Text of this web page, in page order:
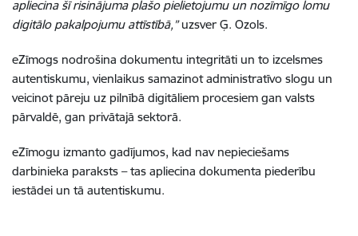
apliecina šī risinājuma plašo pielietojumu un nozīmīgo lomu
digitālo pakalpojumu attīstībā,”uzsver Ģ. Ozols.
eZīmogs nodrošina dokumentu integritāti un to izcelsmes
autentiskumu, vienlaikus samazinot administratīvo slogu un
veicinot pāreju uz pilnībā digitāliem procesiem gan valsts
pārvaldē, gan privātajā sektorā.
eZīmogu izmanto gadījumos, kad nav nepieciešams
darbinieka paraksts – tas apliecina dokumenta piederību
iestādei un tā autentiskumu.